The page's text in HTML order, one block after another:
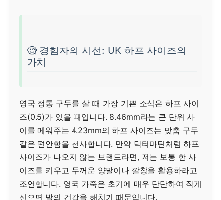
🧐 경험자의 시선: UK 하프 사이즈의
가치
영국 정통 구두를 살 때 가장 기쁜 소식은 하프 사이
즈(0.5)가 있을 때입니다. 8.46mm라는 큰 단위 사
이를 메워주는 4.23mm의 하프 사이즈는 맞춤 구두
같은 편안함을 선사합니다. 만약 닥터마틴처럼 하프
사이즈가 나오지 않는 브랜드라면, 저는 보통 한 사
이즈를 키우고 두꺼운 양말이나 깔창을 활용하라고
조언합니다. 영국 가죽은 초기에 매우 단단하여 작게
신으면 발의 건강을 해치기 때문입니다.